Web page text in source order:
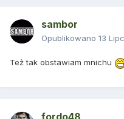
sambor
Opublikowano 13
Też tak obstawiam mnichu